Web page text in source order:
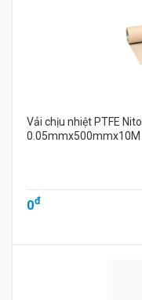
Vải chịu nhiệt PTFE
0.05mmx500mmx10M
0đ